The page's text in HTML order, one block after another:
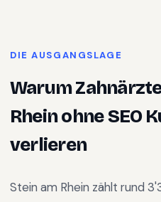
DIE AUSGANGSLAGE
Warum
Rheinohne SEO
verlieren
Stein am Rhein zählt rund